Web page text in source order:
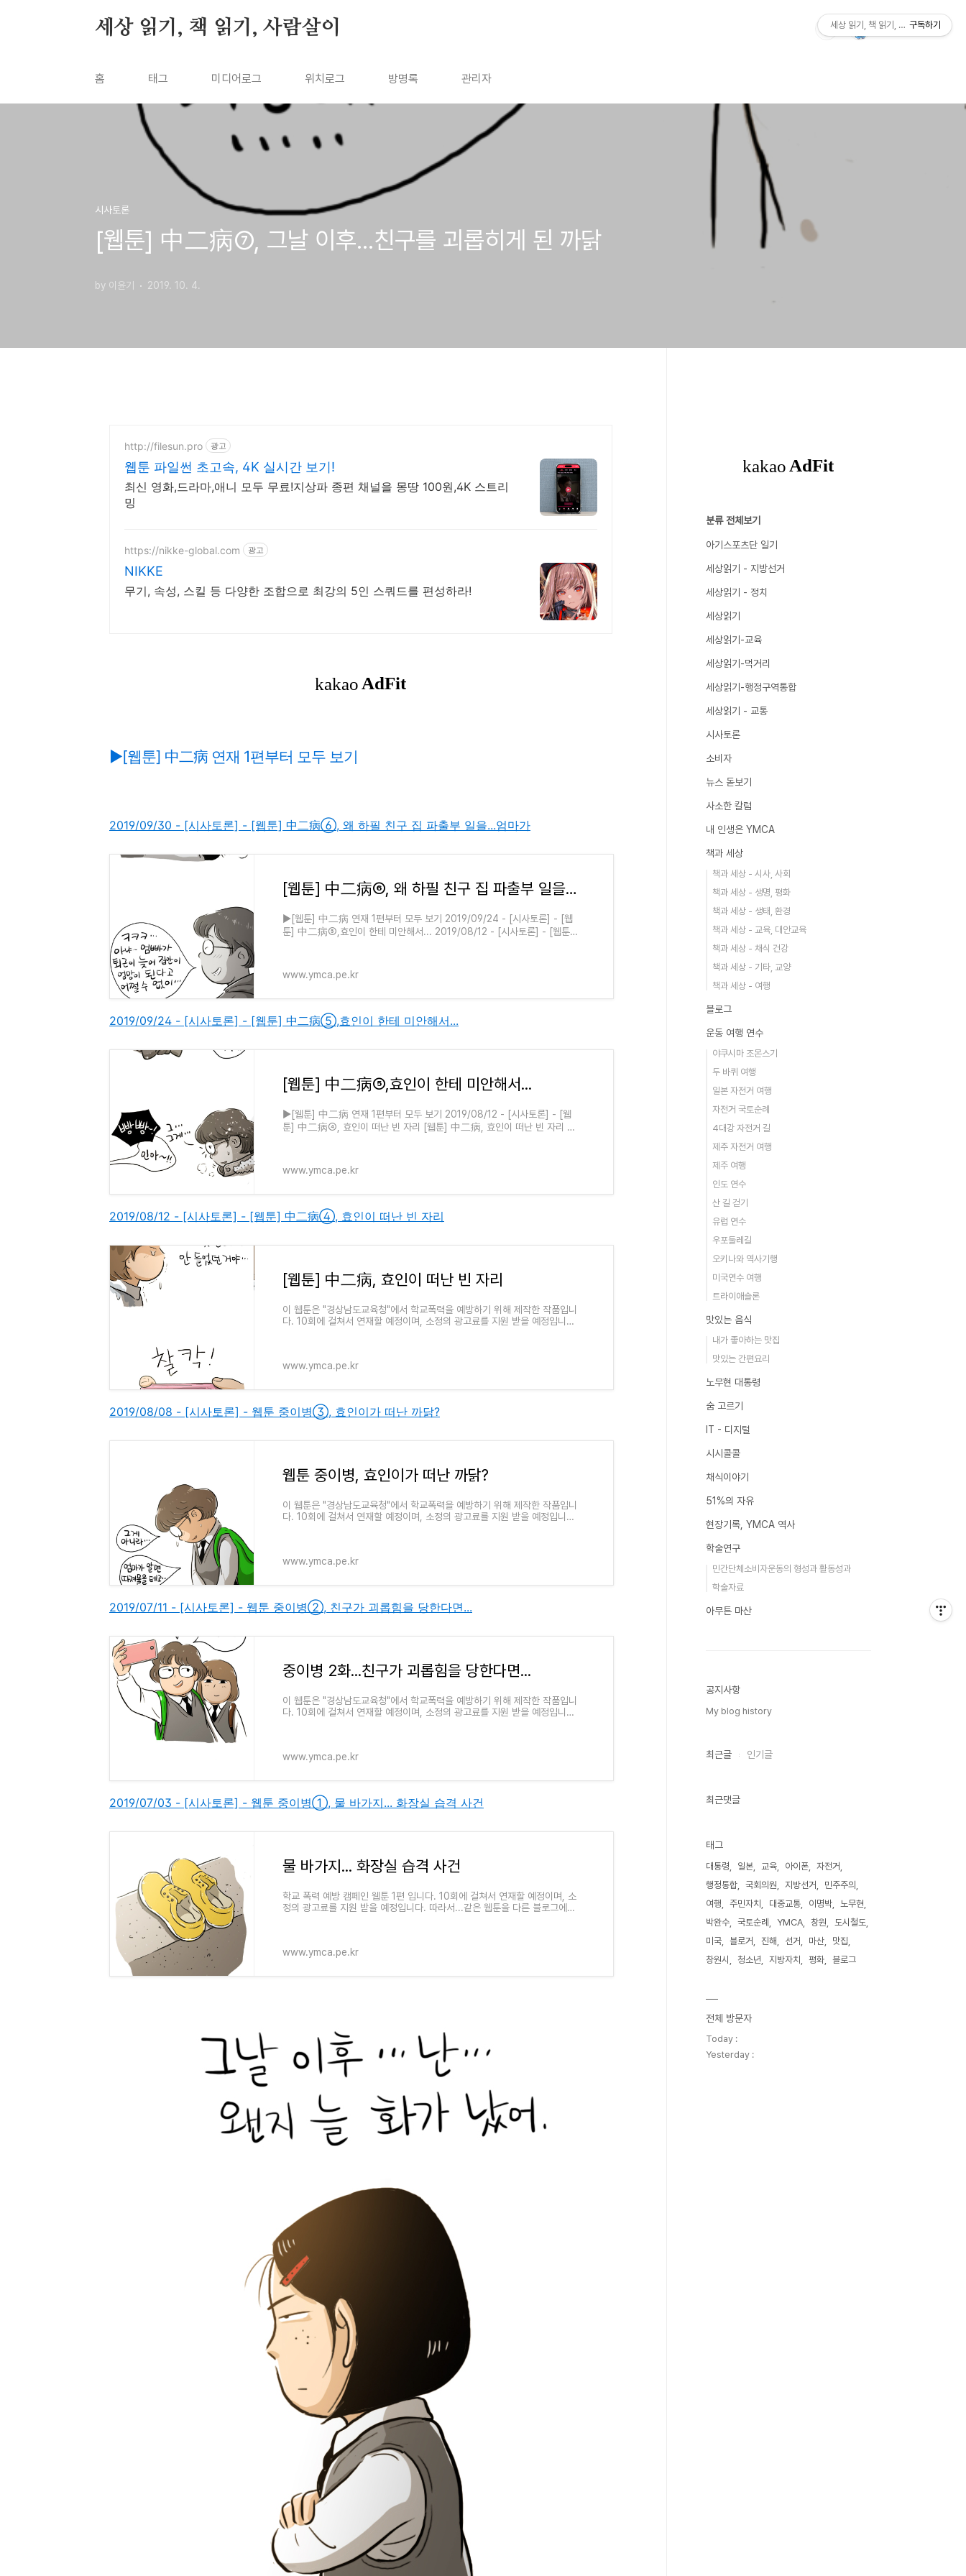
세상 읽기, 책 읽기, 사람살이
홈 태그 미디어로그 위치로그 방명록 관리자
시사토론
[웹툰] 中二病⑦, 그날 이후...친구를 괴롭히게 된 까닭
by 이윤기 2019. 10. 4.
http://filesun.pro 광고
웹툰 파일썬 초고속, 4K 실시간 보기!
최신 영화,드라마,애니 모두 무료!지상파 종편 채널을 몽땅 100원,4K 스트리
밍
https://nikke-global.com 광고
NIKKE
무기, 속성, 스킬 등 다양한 조합으로 최강의 5인 스쿼드를 편성하라!
▶[웹툰] 中二病 연재 1편부터 모두 보기
2019/09/30 - [시사토론] - [웹툰] 中二病⑥, 왜 하필 친구 집 파출부 일을...엄마가
[웹툰] 中二病⑥, 왜 하필 친구 집 파출부 일을...엄마가
▶[웹툰] 中二病 연재 1편부터 모두 보기 2019/09/24 - [시사토론] - [웹
툰] 中二病⑤,효인이 한테 미안해서... 2019/08/12 - [시사토론] - [웹툰]
www.ymca.pe.kr
2019/09/24 - [시사토론] - [웹툰] 中二病⑤,효인이 한테 미안해서...
[웹툰] 中二病⑤,효인이 한테 미안해서...
▶[웹툰] 中二病 연재 1편부터 모두 보기 2019/08/12 - [시사토론] - [웹
툰] 中二病④, 효인이 떠난 빈 자리 [웹툰] 中二病, 효인이 떠난 빈 자리 이
www.ymca.pe.kr
2019/08/12 - [시사토론] - [웹툰] 中二病④, 효인이 떠난 빈 자리
[웹툰] 中二病, 효인이 떠난 빈 자리
이 웹툰은 "경상남도교육청"에서 학교폭력을 예방하기 위해 제작한 작품입니
다. 10회에 걸쳐서 연재할 예정이며, 소정의 광고료를 지원 받을 예정입니다.
www.ymca.pe.kr
2019/08/08 - [시사토론] - 웹툰 중이병③, 효인이가 떠난 까닭?
웹툰 중이병, 효인이가 떠난 까닭?
이 웹툰은 "경상남도교육청"에서 학교폭력을 예방하기 위해 제작한 작품입니
다. 10회에 걸쳐서 연재할 예정이며, 소정의 광고료를 지원 받을 예정입니다.
www.ymca.pe.kr
2019/07/11 - [시사토론] - 웹툰 중이병②, 친구가 괴롭힘을 당한다면...
중이병 2화...친구가 괴롭힘을 당한다면...
이 웹툰은 "경상남도교육청"에서 학교폭력을 예방하기 위해 제작한 작품입니
다. 10회에 걸쳐서 연재할 예정이며, 소정의 광고료를 지원 받을 예정입니다.
www.ymca.pe.kr
2019/07/03 - [시사토론] - 웹툰 중이병①, 물 바가지... 화장실 습격 사건
물 바가지... 화장실 습격 사건
학교 폭력 예방 캠페인 웹툰 1편 입니다. 10회에 걸쳐서 연재할 예정이며, 소
정의 광고료를 지원 받을 예정입니다. 따라서...같은 웹툰을 다른 블로그에서
www.ymca.pe.kr
분류 전체보기
아기스포츠단 일기
세상읽기 - 지방선거
세상읽기 - 정치
세상읽기
세상읽기-교육
세상읽기-먹거리
세상읽기-행정구역통합
세상읽기 - 교통
시사토론
소비자
뉴스 돋보기
사소한 칼럼
내 인생은 YMCA
책과 세상
책과 세상 - 시사, 사회
책과 세상 - 생명, 평화
책과 세상 - 생태, 환경
책과 세상 - 교육, 대안교육
책과 세상 - 채식 건강
책과 세상 - 기타, 교양
책과 세상 - 여행
블로그
운동 여행 연수
야쿠시마 조몬스기
두 바퀴 여행
일본 자전거 여행
자전거 국토순례
4대강 자전거 길
제주 자전거 여행
제주 여행
인도 연수
산 길 걷기
유럽 연수
우포둘레길
오키나와 역사기행
미국연수 여행
트라이애슬론
맛있는 음식
내가 좋아하는 맛집
맛있는 간편요리
노무현 대통령
숨 고르기
IT - 디지털
시시콜콜
채식이야기
51%의 자유
현장기록, YMCA 역사
학술연구
민간단체소비자운동의 형성과 활동성과
학술자료
아무튼 마산
공지사항
My blog history
최근글 인기글
최근댓글
태그
대통령 일본 교육 아이폰
자전거
행정통합
국회의원 지방선거
민주주의
여행
주민자치 대중교통 이명박
노무현
박완수
국토순례 YMCA 창원
도시철도
미국
블로거 진해 선거 마산
맛집
창원시
청소년 지방자치 평화 블로그
전체 방문자
Today :
Yesterday :
세상 읽기, 책 읽기, 사람살이
구독하기